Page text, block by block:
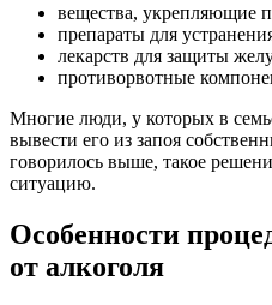
вещества, укрепляющие
препараты для
лекарств для защиты
противорвотные
Многие люди, у которых в
вывести его из запоя
говорилось выше, такое
ситуацию.
Особенности
от алкоголя